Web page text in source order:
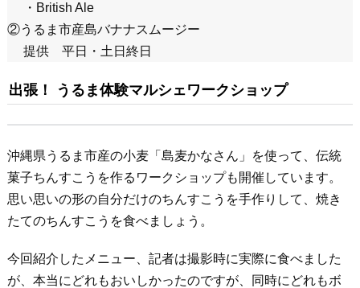
・British Ale
②うるま市産島バナナスムージー
提供 平日・土日終日
出張！ うるま体験マルシェワークショップ
沖縄県うるま市産の小麦「島麦かなさん」を使って、伝統
菓子ちんすこうを作るワークショップも開催しています。
思い思いの形の自分だけのちんすこうを手作りして、焼き
たてのちんすこうを食べましょう。
今回紹介したメニュー、記者は撮影時に実際に食べました
が、本当にどれもおいしかったのですが、同時にどれもボ